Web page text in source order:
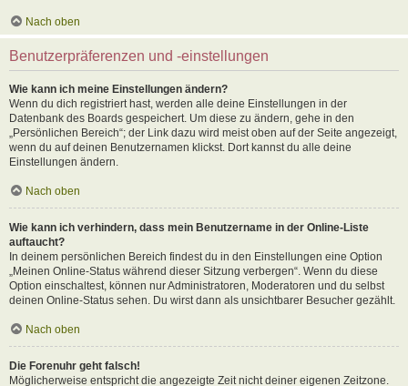
Nach oben
Benutzerpräferenzen und -einstellungen
Wie kann ich meine Einstellungen ändern?
Wenn du dich registriert hast, werden alle deine Einstellungen in der
Datenbank des Boards gespeichert. Um diese zu ändern, gehe in den
„Persönlichen Bereich“; der Link dazu wird meist oben auf der Seite angezeigt,
wenn du auf deinen Benutzernamen klickst. Dort kannst du alle deine
Einstellungen ändern.
Nach oben
Wie kann ich verhindern, dass mein Benutzername in der Online-Liste
auftaucht?
In deinem persönlichen Bereich findest du in den Einstellungen eine Option
„Meinen Online-Status während dieser Sitzung verbergen“. Wenn du diese
Option einschaltest, können nur Administratoren, Moderatoren und du selbst
deinen Online-Status sehen. Du wirst dann als unsichtbarer Besucher gezählt.
Nach oben
Die Forenuhr geht falsch!
Möglicherweise entspricht die angezeigte Zeit nicht deiner eigenen Zeitzone.